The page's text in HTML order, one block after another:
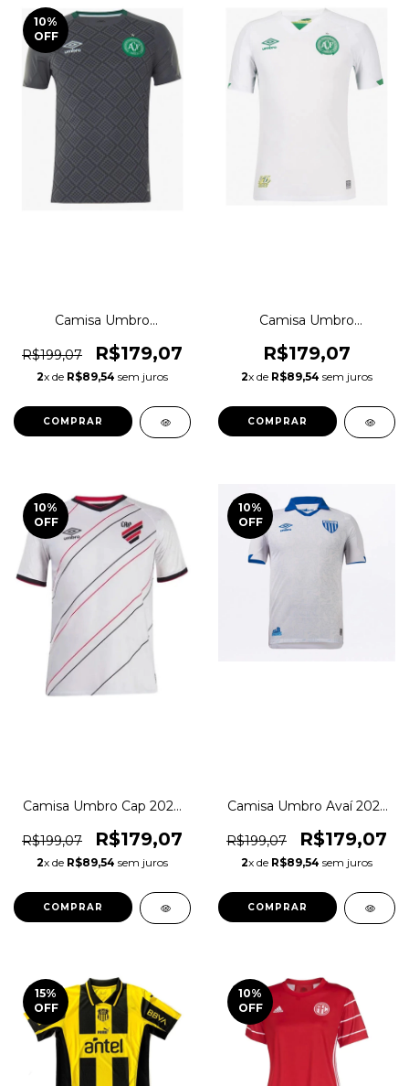
10%
OFF
Camisa Umbro
Original 1magnus
R$199,07 R$179,07
2x de R$89,54 sem juros
COMPRAR
Camisa Umbro
Classica Original 1magnus
R$179,07
2x de R$89,54 sem juros
COMPRAR
10%
OFF
Camisa Umbro Cap 2020
1magnus
R$199,07 R$179,07
2x de R$89,54 sem juros
COMPRAR
10%
OFF
Camisa Umbro Avaí 2022
R$199,07
R$179,07
2x de R$89,54 sem juros
COMPRAR
15%
OFF
10%
OFF